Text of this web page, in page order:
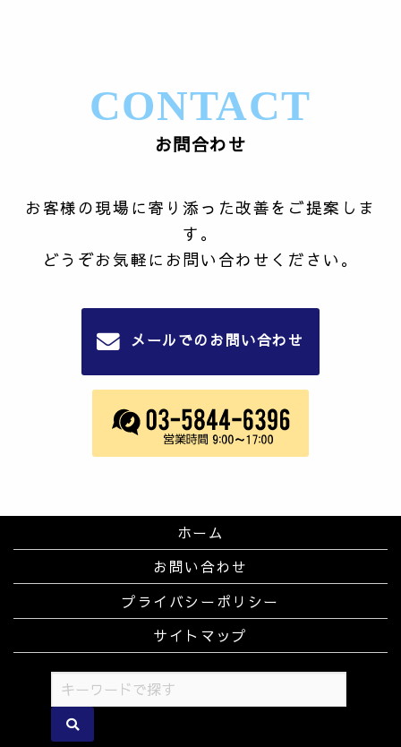
CONTACT
お問合わせ
お客様の現場に寄り添った改善をご提案しま
す。
どうぞお気軽にお問い合わせください。
メールでのお問い合わせ
ホーム
お問い合わせ
プライバシーポリシー
サイトマップ